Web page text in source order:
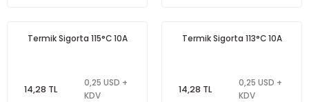
Termik Sigorta 115°C 10A
14,28 TL
0,25 USD +
KDV
Termik Sigorta 113°C 10A
14,28 TL
0,25 USD +
KDV